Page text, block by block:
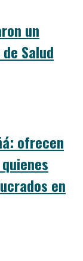
un
Salud
ofrecen
en